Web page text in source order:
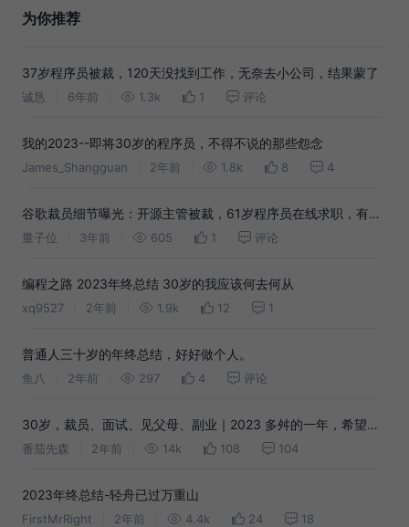
为你推荐
37岁程序员被裁，120天没找到工作，无奈去小公司，结果蒙了
诚恳 6年前 1.3k 1 评论
我的2023--即将30岁的程序员，不得不说的那些怨念
James_Shangguan 2年前 1.8k 8 4
谷歌裁员细节曝光：开源主管被裁，61岁程序员在线求职，有人
60天找不到工作就被遣返
量子位 3年前 605 1 评论
编程之路 2023年终总结 30岁的我应该何去何从
xq9527 2年前 1.9k 12 1
普通人三十岁的年终总结，好好做个人。
鱼八 2年前 297 4 评论
30岁，裁员、面试、见父母、副业｜2023 多舛的一年，希望
2024 一切顺利
番茄先森 2年前 14k 108 104
2023年终总结-轻舟已过万重山
FirstMrRight 2年前 4.4k 24 18